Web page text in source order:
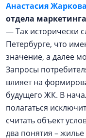
Анастасия Жаркова
отдела
— Так исторически
Петербурге, что
значение, а далее
Запросы
влияет на
будущего ЖК. В
полагаться
считать объект
два понятия –